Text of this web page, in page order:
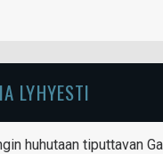
LYHYESTI
huhutaan tiputtavan